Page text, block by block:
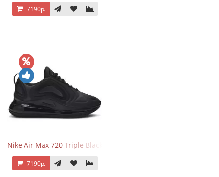
7190р.
Nike Air Max 720 Triple Black
7190р.